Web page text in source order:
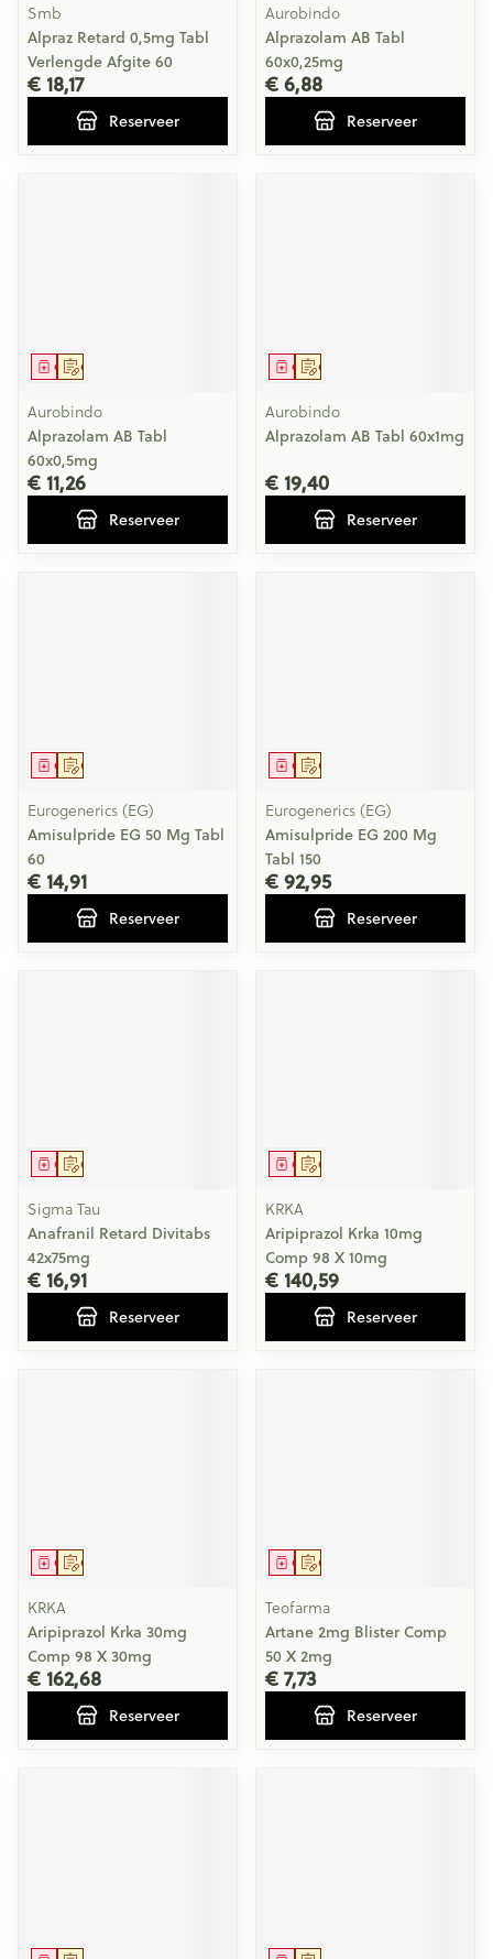
Smb
Alpraz Retard 0,5mg Tabl
Verlengde Afgite 60
€ 18,17
Reserveer
Aurobindo
Alprazolam AB Tabl
60x0,25mg
€ 6,88
Reserveer
Op voorschrift
Geneesmiddel
Aurobindo
Alprazolam AB Tabl
60x0,5mg
€ 11,26
Reserveer
Op voorschrift
Geneesmiddel
Aurobindo
Alprazolam AB Tabl 60x1mg
€ 19,40
Reserveer
Op voorschrift
Geneesmiddel
Eurogenerics (EG)
Amisulpride EG 50 Mg Tabl
60
€ 14,91
Reserveer
Op voorschrift
Geneesmiddel
Eurogenerics (EG)
Amisulpride EG 200 Mg
Tabl 150
€ 92,95
Reserveer
Op voorschrift
Geneesmiddel
Sigma Tau
Anafranil Retard Divitabs
42x75mg
€ 16,91
Reserveer
Op voorschrift
Geneesmiddel
KRKA
Aripiprazol Krka 10mg
Comp 98 X 10mg
€ 140,59
Reserveer
Op voorschrift
Geneesmiddel
KRKA
Aripiprazol Krka 30mg
Comp 98 X 30mg
€ 162,68
Reserveer
Op voorschrift
Geneesmiddel
Teofarma
Artane 2mg Blister Comp
50 X 2mg
€ 7,73
Reserveer